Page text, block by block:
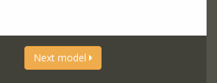
Next model